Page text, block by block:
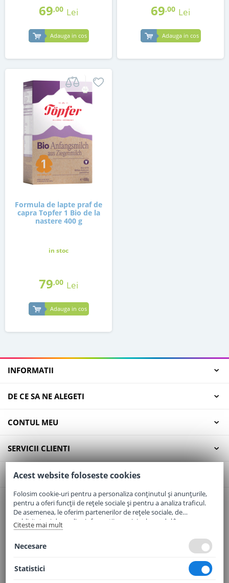
69,00 Lei
Adauga in cos
69,00 Lei
Adauga in cos
Formula de lapte praf de
capra Topfer 1 Bio de la
nastere 400 g
in stoc
79,00 Lei
Adauga in cos
INFORMATII
DE CE SA NE ALEGETI
CONTUL MEU
SERVICII CLIENTI
CONTACT
Email:office@elaptepraf.ro
Telefon:0745-964-449
Adresa:Sos. Borsului, Nr. 20, Oradea, Jud. Bihor
Acest website foloseste cookies
Folosim cookie-uri pentru a personaliza conținutul și anunțurile,
pentru a oferi funcții de rețele sociale și pentru a analiza traficul.
De asemenea, le oferim partenerilor de rețele sociale, de
publicitate și de analize informații cu privire la modul în care
folosiți site-ul nostru. Aceștia le pot combina cu alte informații
Citeste mai mult
Necesare
Statistici